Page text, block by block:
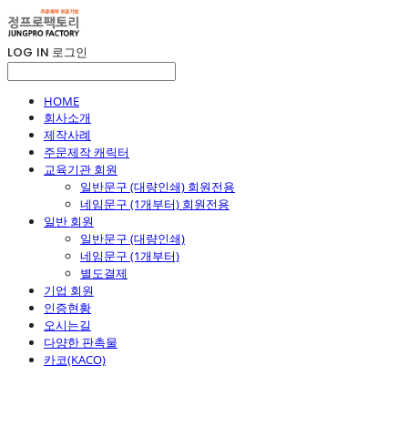
LOG IN 로그인
HOME
회사소개
제작사례
주문제작 캐릭터
교육기관 회원
일반문구 (대량인쇄) 회원전용
네임문구 (1개부터) 회원전용
일반 회원
일반문구 (대량인쇄)
네임문구 (1개부터)
별도결제
기업 회원
인증현황
오시는길
다양한 판촉물
카코(KACO)